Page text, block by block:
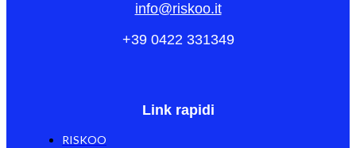
info@riskoo.it
+39 0422 331349
Link rapidi
RISKOO